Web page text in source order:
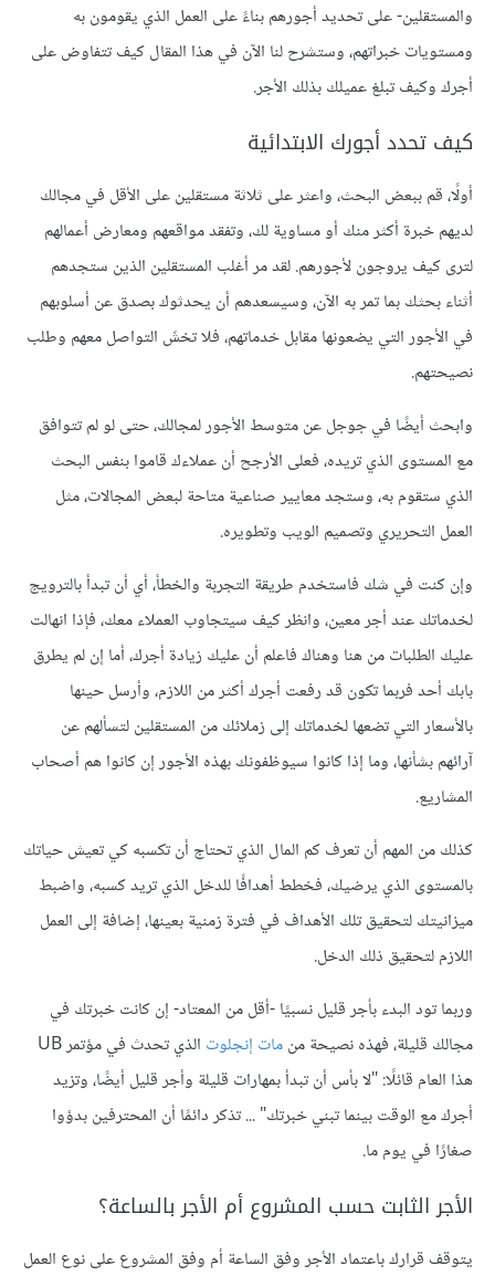
والمستقلين- على تحديد أجورهم بناءً على العمل الذي يقومون به
ومستويات خبراتهم، وستشرح لنا الآن في هذا المقال كيف تتفاوض على
أجرك وكيف تبلغ عميلك بذلك الأجر.
كيف تحدد أجورك الابتدائية
أولًا، قم ببعض البحث، واعثر على ثلاثة مستقلين على الأقل في مجالك
لديهم خبرة أكثر منك أو مساوية لك، وتفقد مواقعهم ومعارض أعمالهم
لترى كيف يروجون لأجورهم. لقد مر أغلب المستقلين الذين ستجدهم
أثناء بحثك بما تمر به الآن، وسيسعدهم أن يحدثوك بصدق عن أسلوبهم
في الأجور التي يضعونها مقابل خدماتهم، فلا تخشَ التواصل معهم وطلب
نصيحتهم.
وابحث أيضًا في جوجل عن متوسط الأجور لمجالك، حتى لو لم تتوافق
مع المستوى الذي تريده، فعلى الأرجح أن عملاءك قاموا بنفس البحث
الذي ستقوم به، وستجد معايير صناعية متاحة لبعض المجالات، مثل
العمل التحريري وتصميم الويب وتطويره.
وإن كنت في شك فاستخدم طريقة التجربة والخطأ، أي أن تبدأ بالترويج
لخدماتك عند أجر معين، وانظر كيف سيتجاوب العملاء معك، فإذا انهالت
عليك الطلبات من هنا وهناك فاعلم أن عليك زيادة أجرك، أما إن لم يطرق
بابك أحد فربما تكون قد رفعت أجرك أكثر من اللازم، وأرسل حينها
بالأسعار التي تضعها لخدماتك إلى زملائك من المستقلين لتسألهم عن
آرائهم بشأنها، وما إذا كانوا سيوظفونك بهذه الأجور إن كانوا هم أصحاب
المشاريع.
كذلك من المهم أن تعرف كم المال الذي تحتاج أن تكسبه كي تعيش حياتك
بالمستوى الذي يرضيك، فخطط أهدافًا للدخل الذي تريد كسبه، واضبط
ميزانيتك لتحقيق تلك الأهداف في فترة زمنية بعينها، إضافة إلى العمل
اللازم لتحقيق ذلك الدخل.
وربما تود البدء بأجر قليل نسبيًا -أقل من المعتاد- إن كانت خبرتك في
مجالك قليلة، فهذه نصيحة منمات إنجلوت
الذي تحدث في مؤتمر UB
هذا العام قائلًا: "لا بأس أن تبدأ بمهارات قليلة وأجر قليل أيضًا، وتزيد
أجرك مع الوقت بينما تبني خبرتك" ... تذكر دائمًا أن المحترفين بدؤوا
صغارًا في يوم ما.
الأجر الثابت حسب المشروع أم الأجر بالساعة؟
يتوقف قرارك باعتماد الأجر وفق الساعة أم وفق المشروع على نوع العمل